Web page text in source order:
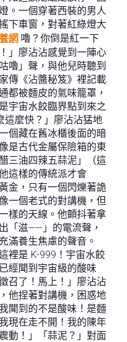
。一個穿著西裝的男人
下車窗，對著紅綠燈大
網 嚕？你倒是紅一下
」廖沾沾感覺到一陣心
嚕」聲，與他兒時聽到
傳《沾醬秘笈》裡記載
都被麵皮的氣味籠罩，
宇宙水餃臨界點到來之
這麼快？」廖沾沾猛地
個藏在舊冰櫃後面的暗
是古代金屬保險箱的東
三油四辣五蒜泥」（這
這樣的傳統派才會
金，只有一個閃爍著詭
一個老式的對講機，但
樣的天線。他顫抖著拿
「滋——」的電流聲，
滿養生焦慮的聲音。
裡是 K-999！宇宙水餃
經聞到宇宙級的酸味
召了！馬上！」廖沾沾
他捏著對講機，困惑地
聞到的不是酸味！是麵
現在走不開！我的陳年
動！」「蒜泥？」對面